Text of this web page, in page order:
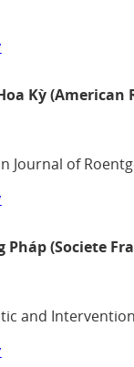
Kỳ (American
Journal of
Pháp (Societe
and